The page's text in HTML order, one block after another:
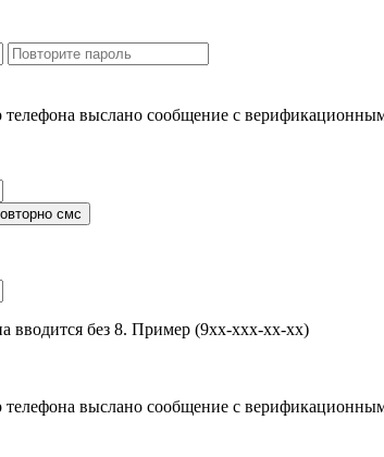
выслано сообщение с
вводится без 8. Пример (9хх-ххх-хх-хх)
выслано сообщение с